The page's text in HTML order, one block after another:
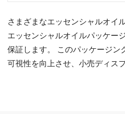
さまざまなエッセンシャルオイ
エッセンシャルオイルパッケー
保証します。 このパッケージ
可視性を向上させ、小売ディス